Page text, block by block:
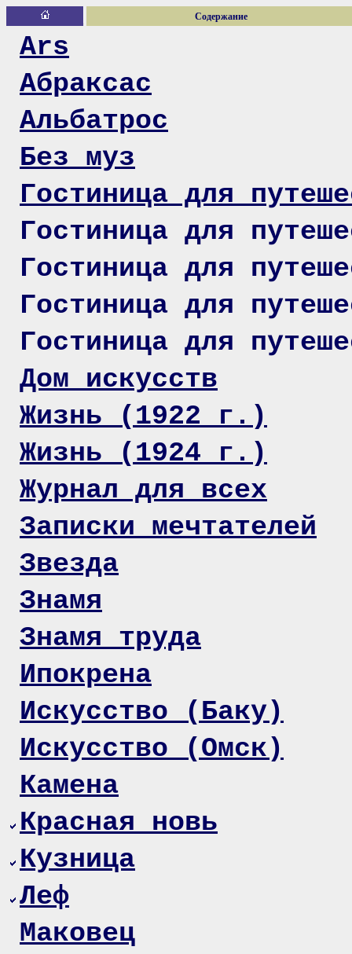
Содержание
Ars
Абраксас
Альбатрос
Без муз
Гостиница для
Гостиница для
Гостиница для
Гостиница для
Гостиница для
Дом искусств
Жизнь (1922 г.)
Жизнь (1924 г.)
Журнал для всех
Записки мечтателей
Звезда
Знамя
Знамя труда
Ипокрена
Искусство (Баку)
Искусство (Омск)
Камена
Красная новь
Кузница
Леф
Маковец